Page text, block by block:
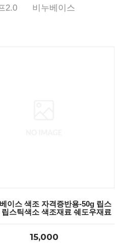
2.0 비누베이스
이스 색조 자격증반용-50g 립스
스틱색소 색조재료 쉐도우재료
15,000